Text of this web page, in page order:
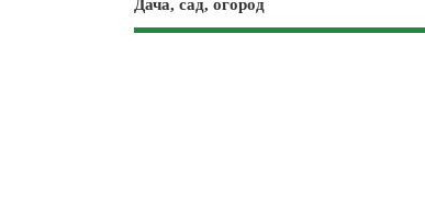
Дача, сад, огород